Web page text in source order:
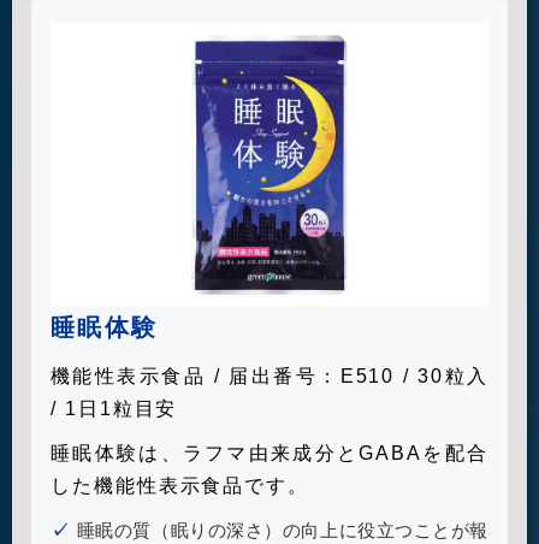
睡眠体験
機能性表示食品 / 届出番号：E510 / 30粒入
/ 1日1粒目安
睡眠体験は、ラフマ由来成分とGABAを配合
した機能性表示食品です。
睡眠の質（眠りの深さ）の向上に役立つことが報